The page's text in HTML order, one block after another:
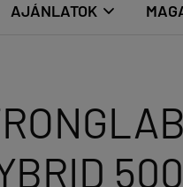
AJÁNLATOK 